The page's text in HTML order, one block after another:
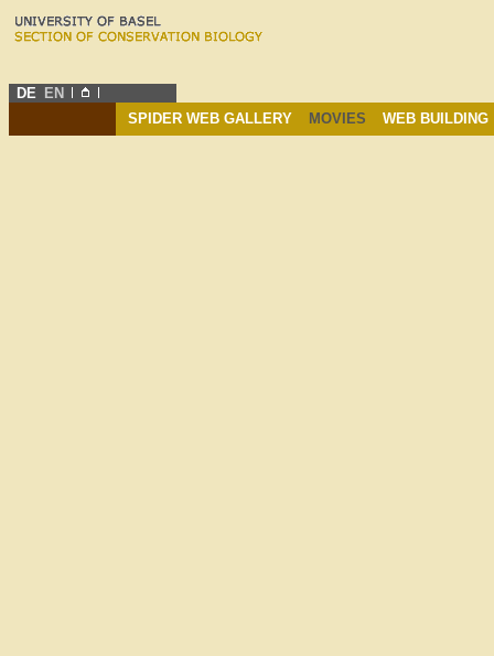
DE EN
SPIDER WEB GALLERY
MOVIES WEB BUILDING